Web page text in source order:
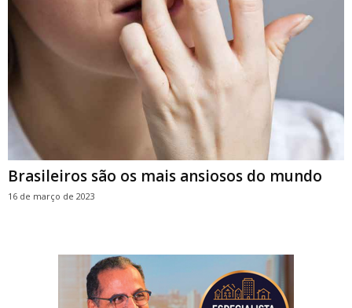
Brasileiros são os mais ansiosos do mundo
16 de março de 2023